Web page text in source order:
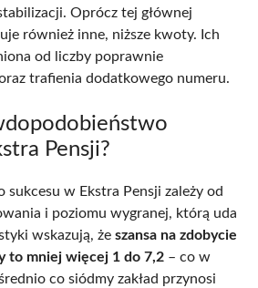
Oprócz tej głównej
również inne, niższe kwoty. Ich
od liczby poprawnie
trafienia dodatkowego numeru.
Pensji?
w Ekstra Pensji zależy od
i poziomu wygranej, którą uda
wskazują, że szansa na zdobycie
to mniej więcej 1 do 7,2 – co w
co siódmy zakład przynosi